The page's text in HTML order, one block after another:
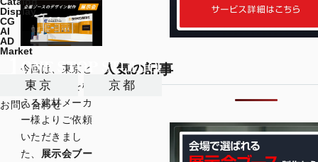
Display
CG
AI
AD
Market
東京 京都
お問い合わせ
今回は、東京と
福井に本社を構
える建材メーカ
ー様よりご依頼
いただきまし
た、
展示会ブー
人気の記事